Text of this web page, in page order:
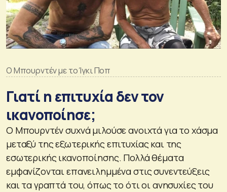
Ο Μπουρντέν με το Ίγκι Ποπ
Γιατί η επιτυχία δεν τον
ικανοποίησε;
Ο Μπουρντέν συχνά μιλούσε ανοιχτά για το χάσμα
μεταξύ της εξωτερικής επιτυχίας και της
εσωτερικής ικανοποίησης. Πολλά θέματα
εμφανίζονται επανειλημμένα στις συνεντεύξεις
και τα γραπτά του, όπως το ότι οι ανησυχίες του